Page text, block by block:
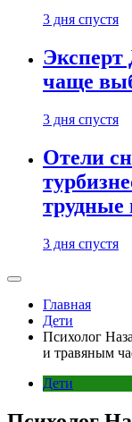
3 дня спустя
Эксперт
чаще
3 дня спустя
Отели
трудные
3 дня спустя
Главная
Дети
Психолог
и травяным
Дети